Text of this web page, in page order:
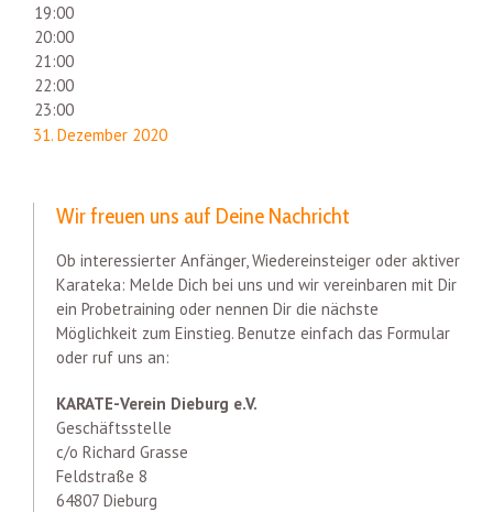
19:00
20:00
21:00
22:00
23:00
31. Dezember 2020
Wir freuen uns auf Deine Nachricht
Ob interessierter Anfänger, Wiedereinsteiger oder aktiver
Karateka: Melde Dich bei uns und wir vereinbaren mit Dir
ein Probetraining oder nennen Dir die nächste
Möglichkeit zum Einstieg. Benutze einfach das Formular
oder ruf uns an:
KARATE-Verein Dieburg e.V.
Geschäftsstelle
c/o Richard Grasse
Feldstraße 8
64807 Dieburg